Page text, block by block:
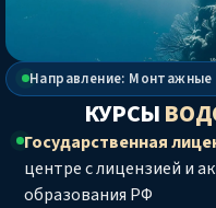
Направление:
КУРСЫ
Государственная
центре с лицензией и
образования РФ